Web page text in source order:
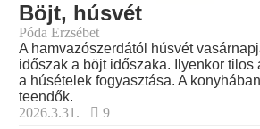
Böjt, húsvét
Póda Erzsébet
A hamvazószerdától húsvét
időszak a böjt időszaka. Ilyenkor tilos
a húsételek fogyasztása. A
teendők.
2026.3.31.
9